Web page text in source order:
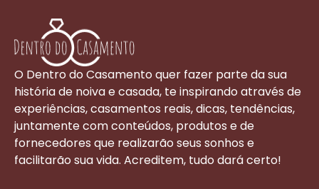
O Dentro do Casamento quer fazer parte da sua
história de noiva e casada, te inspirando através de
experiências, casamentos reais, dicas, tendências,
juntamente com conteúdos, produtos e de
fornecedores que realizarão seus sonhos e
facilitarão sua vida. Acreditem, tudo dará certo!